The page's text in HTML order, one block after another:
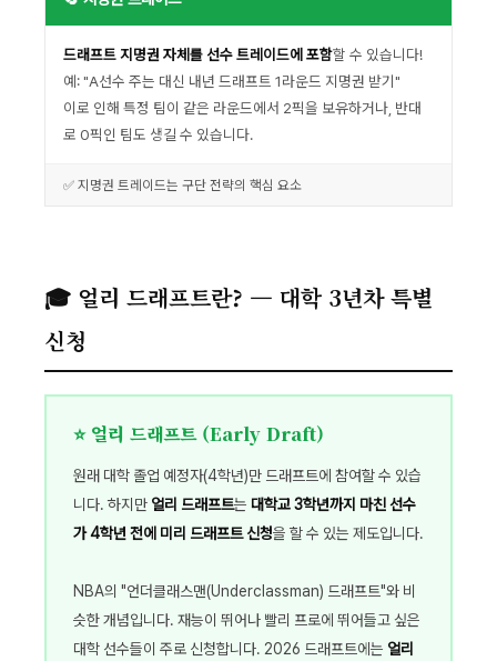
드래프트 지명권 자체를 선수 트레이드에 포함할 수 있습니다!
예: "A선수 주는 대신 내년 드래프트 1라운드 지명권 받기"
이로 인해 특정 팀이 같은 라운드에서 2픽을 보유하거나, 반대
로 0픽인 팀도 생길 수 있습니다.
✅ 지명권 트레이드는 구단 전략의 핵심 요소
🎓 얼리 드래프트란? — 대학 3년차 특별
신청
⭐ 얼리 드래프트 (Early Draft)
원래 대학 졸업 예정자(4학년)만 드래프트에 참여할 수 있습
니다. 하지만 얼리 드래프트는 대학교 3학년까지 마친 선수
가 4학년 전에 미리 드래프트 신청을 할 수 있는 제도입니다.
NBA의 "언더클래스맨(Underclassman) 드래프트"와 비
슷한 개념입니다. 재능이 뛰어나 빨리 프로에 뛰어들고 싶은
대학 선수들이 주로 신청합니다. 2026 드래프트에는 얼리